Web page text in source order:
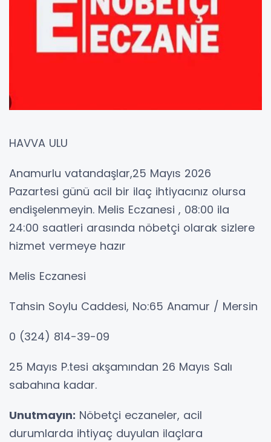
HAVVA ULU
Anamurlu vatandaşlar,25 Mayıs 2026
Pazartesi günü acil bir ilaç ihtiyacınız olursa
endişelenmeyin. Melis Eczanesi , 08:00 ila
24:00 saatleri arasında nöbetçi olarak sizlere
hizmet vermeye hazır
Melis Eczanesi
Tahsin Soylu Caddesi, No:65 Anamur / Mersin
0 (324) 814-39-09
25 Mayıs P.tesi akşamından 26 Mayıs Salı
sabahına kadar.
Unutmayın: Nöbetçi eczaneler, acil
durumlarda ihtiyaç duyulan ilaçlara